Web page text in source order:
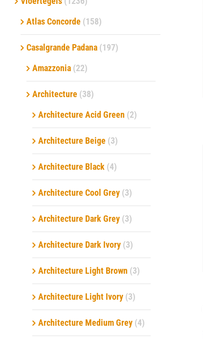
Verwerkingsmaterialen
Over ons
Contact
Atlas Concorde (158)
Casalgrande Padana (197)
Amazzonia (22)
Architecture (38)
Architecture Acid Green (2)
Architecture Beige (3)
Architecture Black (4)
Architecture Cool Grey (3)
Architecture Dark Grey (3)
Architecture Dark Ivory (3)
Architecture Light Brown (3)
Architecture Light Ivory (3)
Architecture Medium Grey (4)